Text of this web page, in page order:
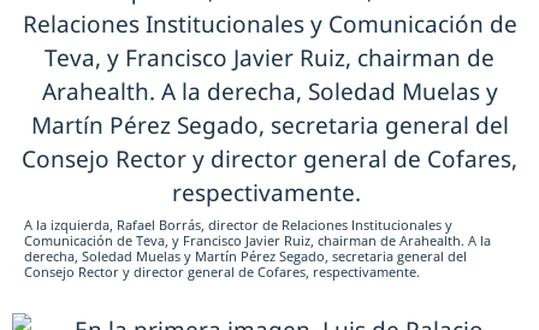
A la izquierda, Rafael Borrás, director de Relaciones Institucionales y
Comunicación de Teva, y Francisco Javier Ruiz, chairman de Arahealth. A la
derecha, Soledad Muelas y Martín Pérez Segado, ‎secretaria general del
Consejo Rector y director general de Cofares, respectivamente.